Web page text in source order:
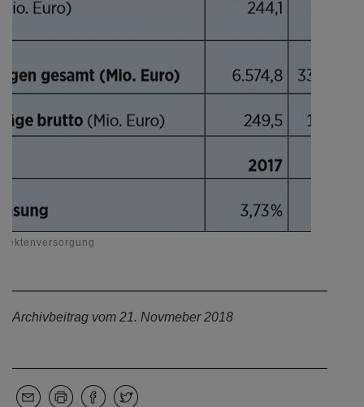
Archivbeitrag vom 21. Novmeber 2018